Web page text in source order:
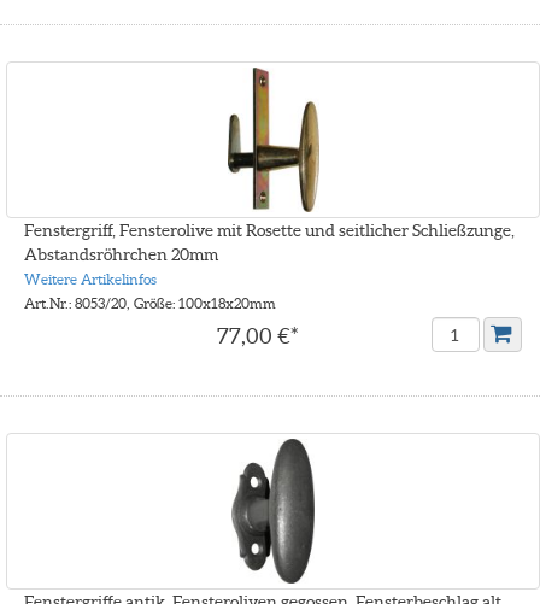
Fenstergriff, Fensterolive mit Rosette und seitlicher Schließzunge,
Abstandsröhrchen 20mm
Weitere Artikelinfos
Art.Nr.: 8053/20, Größe: 100x18x20mm
77,00 €*